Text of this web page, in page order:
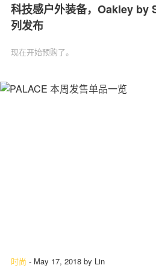
科技感户外装备，Oakley by
列发布
现在开始预购了。
时尚 - May 17, 2018 by Lin